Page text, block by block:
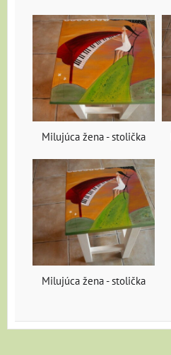
Milujúca žena - stolička
Milujúca žena - stolička